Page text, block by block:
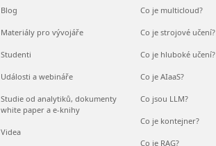
Blog
Materiály pro vývojáře
Studenti
Události a webináře
Studie od analytiků, dokumenty
white paper a e-knihy
Videa
Co je multicloud?
Co je strojové učení?
Co je hluboké učení?
Co je AIaaS?
Co jsou LLM?
Co je kontejner?
Co je RAG?